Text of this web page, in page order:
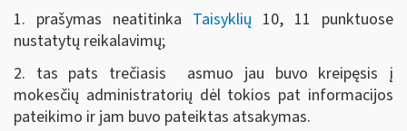
1. prašymas neatitinka Taisyklių 10, 11 punktuose
nustatytų reikalavimų;
2. tas pats trečiasis asmuo jau buvo kreipęsis į
mokesčių administratorių dėl tokios pat informacijos
pateikimo ir jam buvo pateiktas atsakymas.